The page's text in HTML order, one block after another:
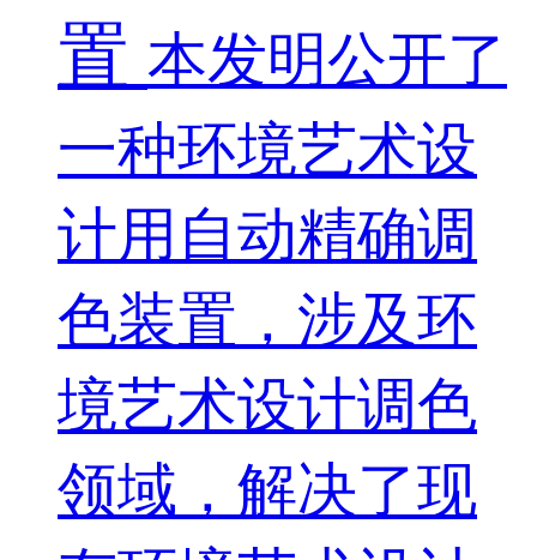
置 本发明公开了
一种环境艺术设
计用自动精确调
色装置，涉及环
境艺术设计调色
领域，解决了现